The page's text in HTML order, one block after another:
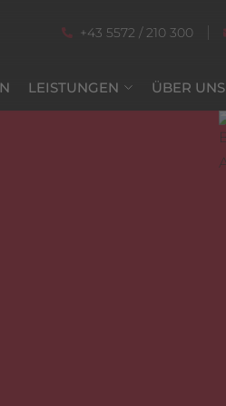
+43 5572 / 210 300
LEISTUNGEN ÜBER UNS